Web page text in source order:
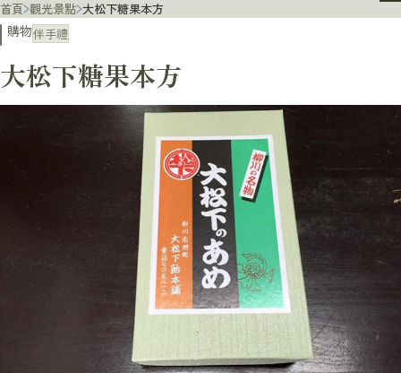
首頁 觀光景點 大松下糖果本方
大松下糖果本方
購物伴手禮